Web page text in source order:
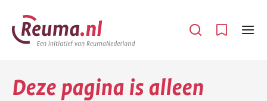
Spring
naar
hoofdinhoud
Spring
naar
footer
Open
Menu
Deze pagina is alleen